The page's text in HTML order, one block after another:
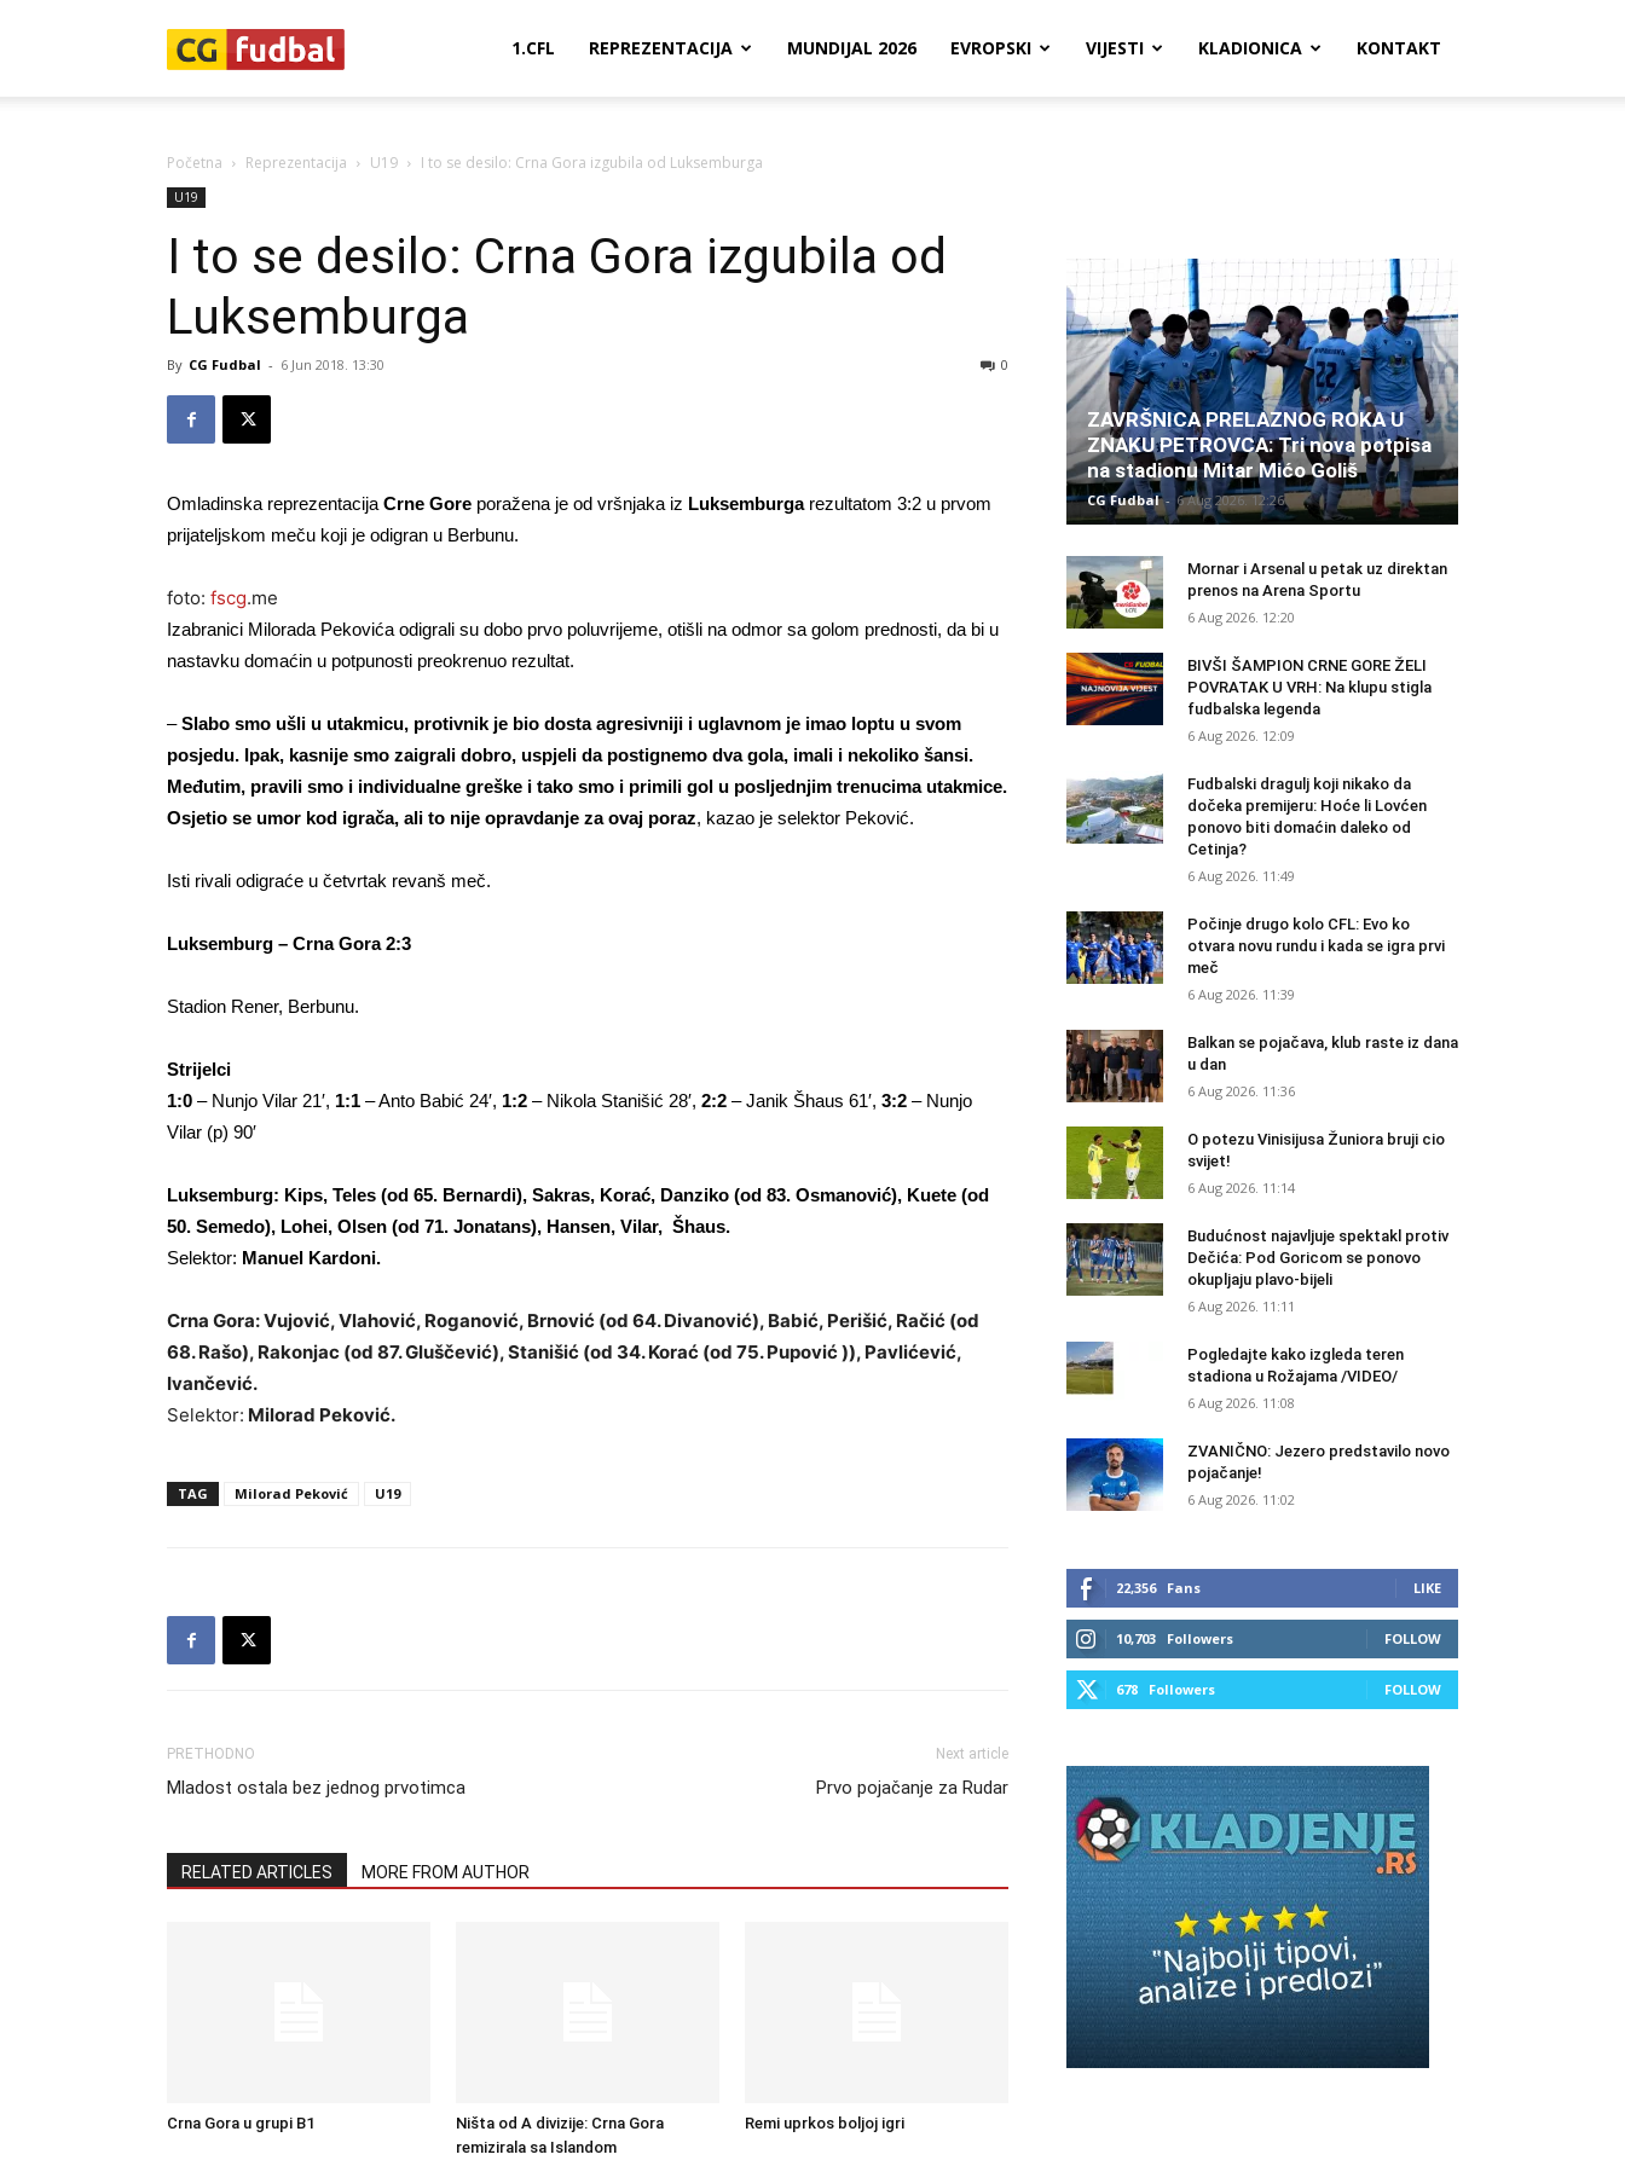
1.CFL REPREZENTACIJA MUNDIJAL 2026 EVROPSKI VIJESTI KLADIONICA KONTAKT
Početna Reprezentacija U19 I to se desilo: Crna Gora izgubila od Luksemburga
U19
I to se desilo: Crna Gora izgubila od
Luksemburga
By CG Fudbal - 6 Jun 2018. 13:30 0
Omladinska reprezentacija Crne Gore poražena je od vršnjaka iz Luksemburgarezultatom 3:2 u prvom
prijateljskom meču koji je odigran u Berbunu.
foto: fscg.me
Izabranici Milorada Pekovića odigrali su dobo prvo poluvrijeme, otišli na odmor sa golom prednosti, da bi u
nastavku domaćin u potpunosti preokrenuo rezultat.
–Slabo smo ušli u utakmicu, protivnik je bio dosta agresivniji i uglavnom je imao loptu u svom
posjedu. Ipak, kasnije smo zaigrali dobro, uspjeli da postignemo dva gola, imali i nekoliko šansi.
Međutim, pravili smo i individualne greške i tako smo i primili gol u posljednjim trenucima utakmice.
Osjetio se umor kod igrača, ali to nije opravdanje za ovaj poraz, kazao je selektor Peković.
Isti rivali odigraće u četvrtak revanš meč.
Luksemburg – Crna Gora 2:3
Stadion Rener, Berbunu.
Strijelci
1:0 – Nunjo Vilar 21′, 1:1 – Anto Babić 24′, 1:2 – Nikola Stanišić 28′, 2:2 – Janik Šhaus 61′, 3:2 – Nunjo
Vilar (p) 90′
Luksemburg: Kips, Teles (od 65. Bernardi), Sakras, Korać, Danziko (od 83. Osmanović), Kuete (od
50. Semedo), Lohei, Olsen (od 71. Jonatans), Hansen, Vilar, Šhaus.
Selektor: Manuel Kardoni.
Crna Gora: Vujović, Vlahović, Roganović, Brnović (od 64. Divanović), Babić, Perišić, Račić (od
68. Rašo), Rakonjac (od 87. Gluščević), Stanišić (od 34. Korać (od 75. Pupović )), Pavlićević,
Ivančević.
Selektor: Milorad Peković.
TAG Milorad Peković U19
PRETHODNO
Mladost ostala bez jednog prvotimca
Next article
Prvo pojačanje za Rudar
RELATED ARTICLES MORE FROM AUTHOR
Crna Gora u grupi B1
Ništa od A divizije: Crna Gora
remizirala sa Islandom
Remi uprkos boljoj igri
ZAVRŠNICA PRELAZNOG ROKA U
ZNAKU PETROVCA: Tri nova potpisa
na stadionu Mitar Mićo Goliš
CG Fudbal - 6 Aug 2026. 12:26
Mornar i Arsenal u petak uz direktan
prenos na Arena Sportu
6 Aug 2026. 12:20
BIVŠI ŠAMPION CRNE GORE ŽELI
POVRATAK U VRH: Na klupu stigla
fudbalska legenda
6 Aug 2026. 12:09
Fudbalski dragulj koji nikako da
dočeka premijeru: Hoće li Lovćen
ponovo biti domaćin daleko od
Cetinja?
6 Aug 2026. 11:49
Počinje drugo kolo CFL: Evo ko
otvara novu rundu i kada se igra prvi
meč
6 Aug 2026. 11:39
Balkan se pojačava, klub raste iz dana
u dan
6 Aug 2026. 11:36
O potezu Vinisijusa Žuniora bruji cio
svijet!
6 Aug 2026. 11:14
Budućnost najavljuje spektakl protiv
Dečića: Pod Goricom se ponovo
okupljaju plavo-bijeli
6 Aug 2026. 11:11
Pogledajte kako izgleda teren
stadiona u Rožajama /VIDEO/
6 Aug 2026. 11:08
ZVANIČNO: Jezero predstavilo novo
pojačanje!
6 Aug 2026. 11:02
22,356 Fans LIKE
10,703 Followers FOLLOW
678 Followers FOLLOW